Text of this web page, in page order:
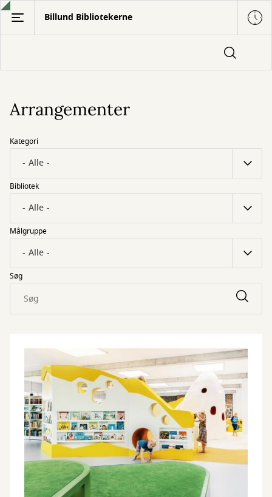
Gå
hovedindhold
Billund Bibliotekerne
Arrangementer
Kategori
Bibliotek
Målgruppe
Søg